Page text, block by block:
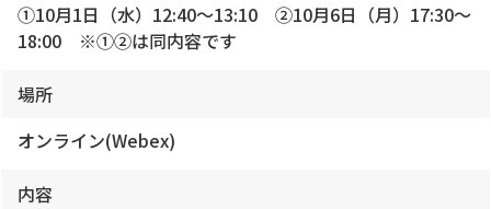
①10月1日（水）12:40～13:10 ②10月6日（月）17:30～
18:00 ※①②は同内容です
場所
オンライン(Webex)
内容